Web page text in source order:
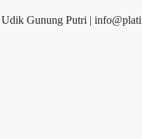
Gunung Putri |